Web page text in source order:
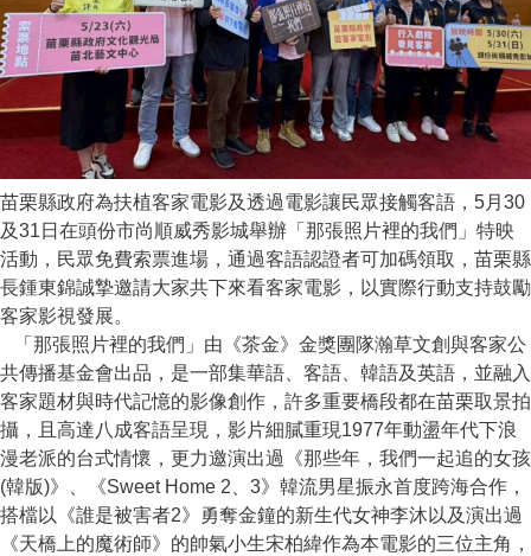
苗栗縣政府為扶植客家電影及透過電影讓民眾接觸客語，5月30
及31日在頭份市尚順威秀影城舉辦「那張照片裡的我們」特映
活動，民眾免費索票進場，通過客語認證者可加碼領取，苗栗縣
長鍾東錦誠摯邀請大家共下來看客家電影，以實際行動支持鼓勵
客家影視發展。
「那張照片裡的我們」由《茶金》金獎團隊瀚草文創與客家公
共傳播基金會出品，是一部集華語、客語、韓語及英語，並融入
客家題材與時代記憶的影像創作，許多重要橋段都在苗栗取景拍
攝，且高達八成客語呈現，影片細膩重現1977年動盪年代下浪
漫老派的台式情懷，更力邀演出過《那些年，我們一起追的女孩
(韓版)》、《Sweet Home 2、3》韓流男星振永首度跨海合作，
搭檔以《誰是被害者2》勇奪金鐘的新生代女神李沐以及演出過
《天橋上的魔術師》的帥氣小生宋柏緯作為本電影的三位主角，